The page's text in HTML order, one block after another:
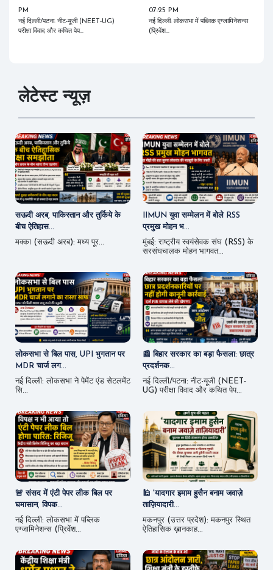
PM
नई दिल्ली/पटना: नीट-यूजी (NEET-UG)
परीक्षा विवाद और कथित पेप...
07:25 PM
नई दिल्ली: लोकसभा में पब्लिक एग्जामिनेशन्स
(प्रिवेंश...
लेटेस्ट न्यूज़
सऊदी अरब, पाकिस्तान और तुर्किये के
बीच ऐतिहास...
मक्का (सऊदी अरब): मध्य पूर...
IIMUN युवा सम्मेलन में बोले RSS
प्रमुख मोहन भ...
मुंबई: राष्ट्रीय स्वयंसेवक संघ (RSS) के
सरसंघचालक मोहन भागवत...
लोकसभा से बिल पास, UPI भुगतान पर
MDR चार्ज लग...
नई दिल्ली: लोकसभा ने पेमेंट एंड सेटलमेंट
सि...
📰 बिहार सरकार का बड़ा फैसला: छात्र
प्रदर्शनक...
नई दिल्ली/पटना: नीट-यूजी (NEET-
UG) परीक्षा विवाद और कथित पेप...
🚨 संसद में एंटी पेपर लीक बिल पर
घमासान, विपक...
नई दिल्ली: लोकसभा में पब्लिक
एग्जामिनेशन्स (प्रिवेंश...
🕌 'यादगार इमाम हुसैन बनाम जवाज़े
ताज़ियादारी...
मकनपुर (उत्तर प्रदेश): मकनपुर स्थित
ऐतिहासिक ख़ानकाह...